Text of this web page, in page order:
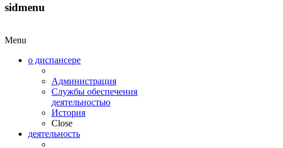
sidmenu
Menu
о диспансере
Администрация
Службы обеспечения
деятельностью
История
Close
деятельность